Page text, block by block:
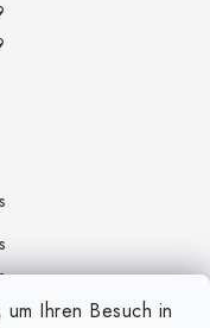
Ihren Besuch in